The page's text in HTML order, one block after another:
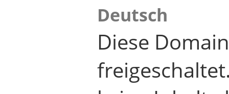
Deutsch
Diese